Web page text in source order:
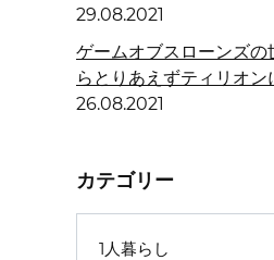
29.08.2021
ゲームオブスローンズの
らとりあえずティリオン
26.08.2021
カテゴリー
1人暮らし